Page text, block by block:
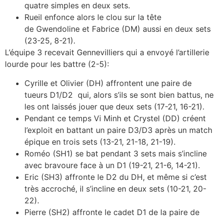
quatre simples en deux sets.
Rueil enfonce alors le clou sur la tête
de Gwendoline et Fabrice (DM) aussi en deux sets
(23-25, 8-21).
L’équipe 3 recevait Gennevilliers qui a envoyé l’artillerie
lourde pour les battre (2-5):
Cyrille et Olivier (DH) affrontent une paire de
tueurs D1/D2 qui, alors s’ils se sont bien battus, ne
les ont laissés jouer que deux sets (17-21, 16-21).
Pendant ce temps Vi Minh et Crystel (DD) créent
l’exploit en battant un paire D3/D3 après un match
épique en trois sets (13-21, 21-18, 21-19).
Roméo (SH1) se bat pendant 3 sets mais s’incline
avec bravoure face à un D1 (19-21, 21-6, 14-21).
Eric (SH3) affronte le D2 du DH, et même si c’est
très accroché, il s’incline en deux sets (10-21, 20-
22).
Pierre (SH2) affronte le cadet D1 de la paire de